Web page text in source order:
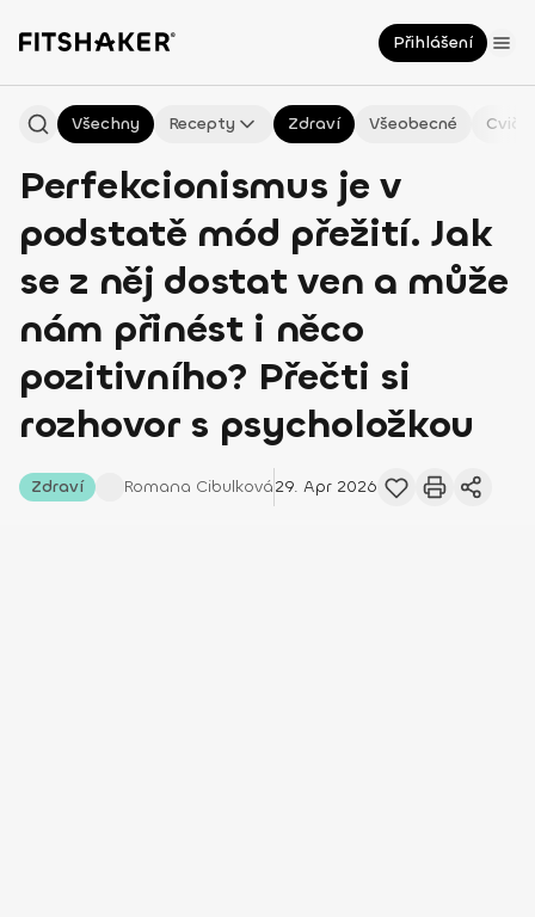
Přihlášení
Všechny Recepty Zdraví Všeobecné
Perfekcionismus je v
podstatě mód přežití. Jak
se z něj dostat ven a může
nám přinést i něco
pozitivního? Přečti si
rozhovor s psycholožkou
Zdraví Romana Cibulková29. Apr 2026